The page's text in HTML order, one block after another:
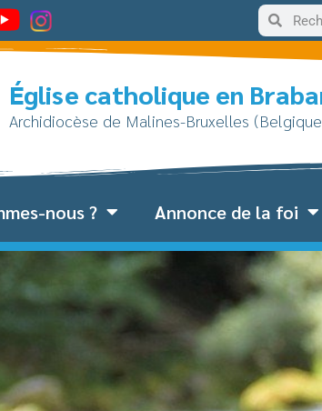
Église catholique en
Archidiocèse de Malines-Bruxelles
nous ? Annonce de la foi